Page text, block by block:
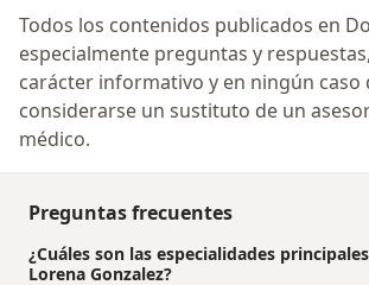
Todos los contenidos publicados en
especialmente preguntas y
carácter informativo y en ningún caso
considerarse un sustituto de un
médico.
Preguntas frecuentes
¿Cuáles son las especialidades
Lorena Gonzalez?